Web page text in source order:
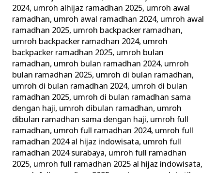
2024, umroh alhijaz ramadhan 2025, umroh awal
ramadhan, umroh awal ramadhan 2024, umroh awal
ramadhan 2025, umroh backpacker ramadhan,
umroh backpacker ramadhan 2024, umroh
backpacker ramadhan 2025, umroh bulan
ramadhan, umroh bulan ramadhan 2024, umroh
bulan ramadhan 2025, umroh di bulan ramadhan,
umroh di bulan ramadhan 2024, umroh di bulan
ramadhan 2025, umroh di bulan ramadhan sama
dengan haji, umroh dibulan ramadhan, umroh
dibulan ramadhan sama dengan haji, umroh full
ramadhan, umroh full ramadhan 2024, umroh full
ramadhan 2024 al hijaz indowisata, umroh full
ramadhan 2024 surabaya, umroh full ramadhan
2025, umroh full ramadhan 2025 al hijaz indowisata,